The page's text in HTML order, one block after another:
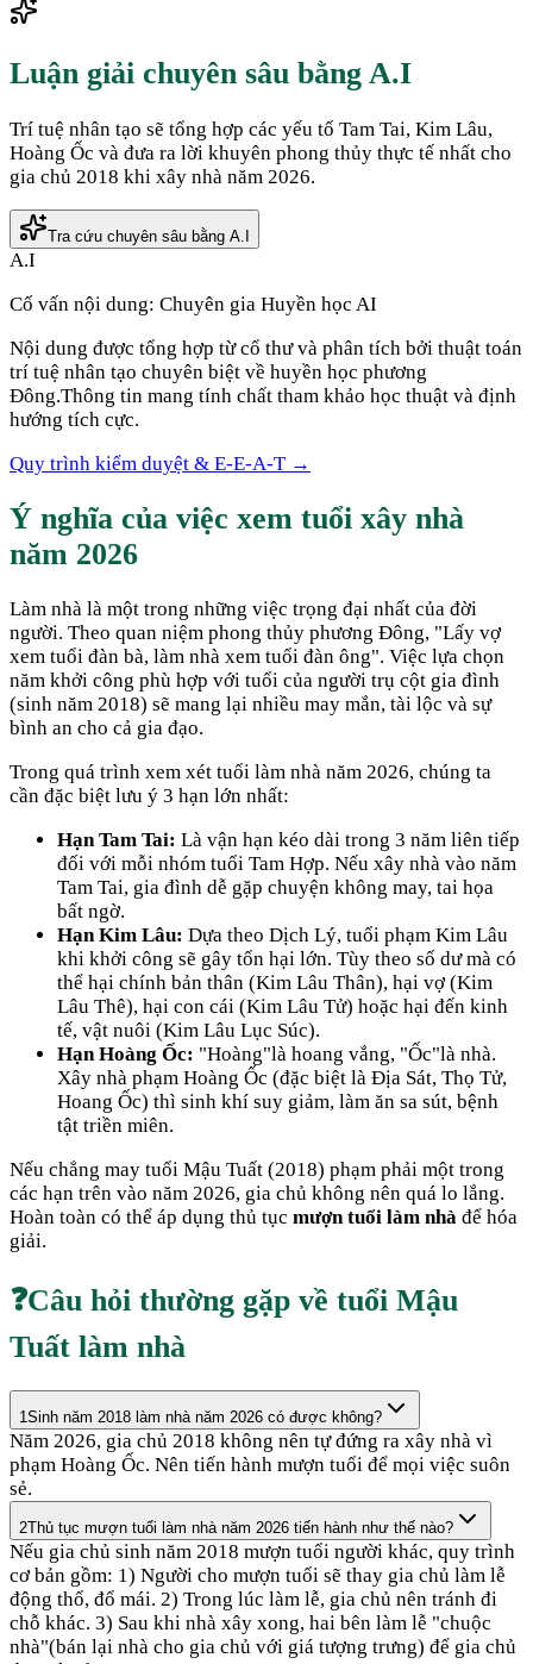
Luận giải chuyên sâu bằng A.I
Trí tuệ nhân tạo sẽ tổng hợp các yếu tố Tam Tai, Kim Lâu,
Hoàng Ốc và đưa ra lời khuyên phong thủy thực tế nhất cho
gia chủ 2018 khi xây nhà năm 2026.
Tra cứu chuyên sâu bằng A.I
A.I
Cố vấn nội dung: Chuyên gia Huyền học AI
Nội dung được tổng hợp từ cổ thư và phân tích bởi thuật toán
trí tuệ nhân tạo chuyên biệt về huyền học phương
Đông.Thông tin mang tính chất tham khảo học thuật và định
hướng tích cực.
Quy trình kiểm duyệt & E-E-A-T →
Ý nghĩa của việc xem tuổi xây nhà
năm 2026
Làm nhà là một trong những việc trọng đại nhất của đời
người. Theo quan niệm phong thủy phương Đông, "Lấy vợ
xem tuổi đàn bà, làm nhà xem tuổi đàn ông". Việc lựa chọn
năm khởi công phù hợp với tuổi của người trụ cột gia đình
(sinh năm 2018) sẽ mang lại nhiều may mắn, tài lộc và sự
bình an cho cả gia đạo.
Trong quá trình xem xét tuổi làm nhà năm 2026, chúng ta
cần đặc biệt lưu ý 3 hạn lớn nhất:
Hạn Tam Tai: Là vận hạn kéo dài trong 3 năm liên tiếp
đối với mỗi nhóm tuổi Tam Hợp. Nếu xây nhà vào năm
Tam Tai, gia đình dễ gặp chuyện không may, tai họa
bất ngờ.
Hạn Kim Lâu: Dựa theo Dịch Lý, tuổi phạm Kim Lâu
khi khởi công sẽ gây tổn hại lớn. Tùy theo số dư mà có
thể hại chính bản thân (Kim Lâu Thân), hại vợ (Kim
Lâu Thê), hại con cái (Kim Lâu Tử) hoặc hại đến kinh
tế, vật nuôi (Kim Lâu Lục Súc).
Hạn Hoàng Ốc: "Hoàng"là hoang vắng, "Ốc"là nhà.
Xây nhà phạm Hoàng Ốc (đặc biệt là Địa Sát, Thọ Tử,
Hoang Ốc) thì sinh khí suy giảm, làm ăn sa sút, bệnh
tật triền miên.
Nếu chẳng may tuổi Mậu Tuất (2018) phạm phải một trong
các hạn trên vào năm 2026, gia chủ không nên quá lo lắng.
Hoàn toàn có thể áp dụng thủ tục mượn tuổi làm nhà để hóa
giải.
❓Câu hỏi thường gặp về tuổi Mậu
Tuất làm nhà
1Sinh năm 2018 làm nhà năm 2026 có được không?
Năm 2026, gia chủ 2018 không nên tự đứng ra xây nhà vì
phạm Hoàng Ốc. Nên tiến hành mượn tuổi để mọi việc suôn
sẻ.
2Thủ tục mượn tuổi làm nhà năm 2026 tiến hành như thế nào?
Nếu gia chủ sinh năm 2018 mượn tuổi người khác, quy trình
cơ bản gồm: 1) Người cho mượn tuổi sẽ thay gia chủ làm lễ
động thổ, đổ mái. 2) Trong lúc làm lễ, gia chủ nên tránh đi
chỗ khác. 3) Sau khi nhà xây xong, hai bên làm lễ "chuộc
nhà"(bán lại nhà cho gia chủ với giá tượng trưng) để gia chủ